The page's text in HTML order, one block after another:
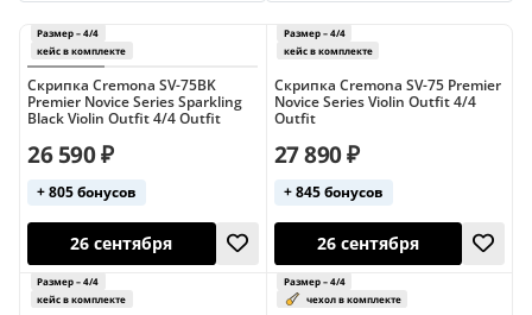
Scherl and Roth
Tomas Vagner
Veston
Gewa (1/4)
Gewa (4/4)
Gliga (1/4)
Gliga (белые)
Hora (4/4)
Livingstone (3/4)
Mirra (4/4)
Yamaha (4/4)
Белые (4/4)
Германия
Для детей
Для начинающих
Дорогие
Китай
Профессиональные
Скрипка Cremona SV-75BK
Premier Novice Series Sparkling
Black Violin Outfit 4/4 Outfit
Размер – 4/4
кейс в комплекте
26 590 ₽
+ 805 бонусов
Скрипка Cremona SV-75 Premier
Novice Series Violin Outfit 4/4
Outfit
27 890 ₽
+ 845 бонусов